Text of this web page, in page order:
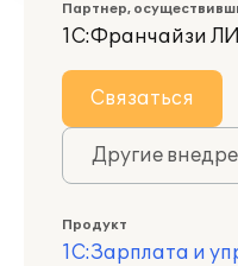
Партнер,
1С:Франчайзи
Связаться
Другие
Продукт
1С:Зарплата и